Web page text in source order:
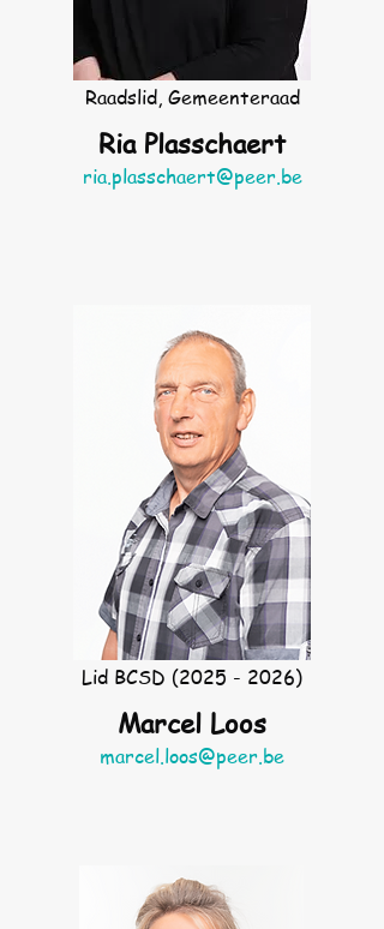
Raadslid, Gemeenteraad
Ria Plasschaert
ria.plasschaert@peer.be
Lid BCSD (2025 - 2026)
Marcel Loos
marcel.loos@peer.be